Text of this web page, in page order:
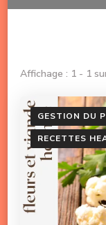
Affichage : 1 - 1
GESTION DU
RECETTES